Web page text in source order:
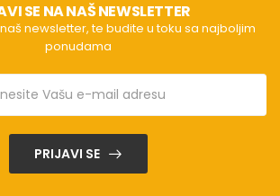
SE NA NAŠ NEWSLETTER
newsletter, te budite u toku sa najboljim
ponudama
PRIJAVI SE